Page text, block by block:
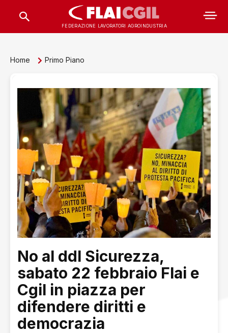
FEDERAZIONE LAVORATORI AGROINDUSTRIA
Home Primo Piano
No al ddl Sicurezza,
sabato 22 febbraio Flai e
Cgil in piazza per
difendere diritti e
democrazia